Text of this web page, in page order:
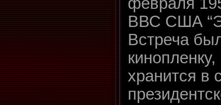
ВВС США
Встреча
кинопленку,
хранится в